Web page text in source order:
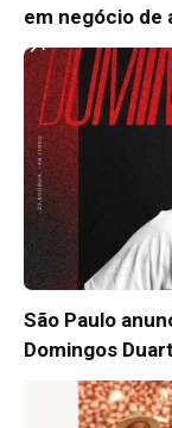
em negócio de
São Paulo
Domingos